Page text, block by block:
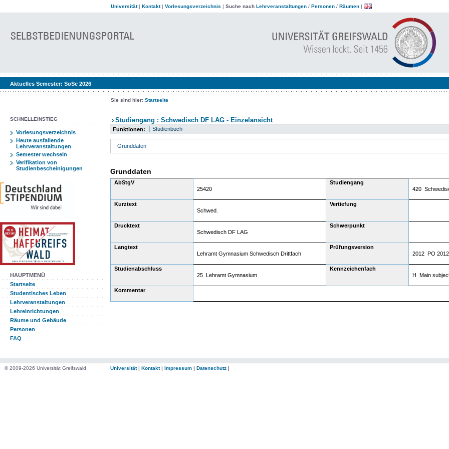
Universität| Kontakt| Vorlesungsverzeichnis | Suche nach Lehrveranstaltungen / Personen / Räumen |
Aktuelles Semester: SoSe 2026
Sie sind hier: Startseite
SCHNELLEINSTIEG
Vorlesungsverzeichnis
Heute ausfallende
Lehrveranstaltungen
Semester wechseln
Verifikation von
Studienbescheinigungen
HAUPTMENÜ
Startseite
Studentisches Leben
Lehrveranstaltungen
Lehreinrichtungen
Räume und Gebäude
Personen
FAQ
Studiengang : Schwedisch DF LAG - Einzelansicht
Funktionen: Studienbuch
Grunddaten
Grunddaten
AbStgV
25420
Studiengang
420
Kurztext
Schwed.
Vertiefung
Drucktext
Schwedisch DF LAG
Schwerpunkt
Langtext
Lehramt Gymnasium Schwedisch Drittfach
Prüfungsversion
2012 PO 2012
Studienabschluss
25 Lehramt Gymnasium
Kennzeichenfach
H Main
Kommentar
© 2009-2026 Universität Greifswald Universität| Kontakt| Impressum | Datenschutz |